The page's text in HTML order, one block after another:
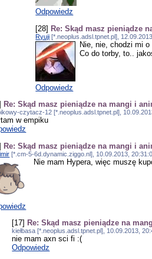
Odpowiedz
[28] Re: Skąd masz pieniądze
Ryuji [*.neoplus.adsl.tpnet.pl],
Nie, nie, chodzi mi
Co do torby, to..
Odpowiedz
Re: Skąd masz pieniądze na mangi i
czytacz-12 [*.neoplus.adsl.tpnet.pl],
w empiku
Re: Skąd masz pieniądze na mangi i
[*.cm-5-6d.dynamic.ziggo.nl], 10.09.2013,
Nie mam Hypera, więc muszę
[17] Re: Skąd masz pieniądze na
kiełbasa [*.neoplus.adsl.tpnet.pl], 10.09.2013,
nie mam axn sci fi :(
Odpowiedz